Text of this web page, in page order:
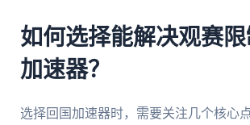
如何选择能解决观赛限
加速器？
选择回国加速器时，需要关注几个核心